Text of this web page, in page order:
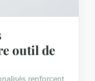
outil de
renforcent